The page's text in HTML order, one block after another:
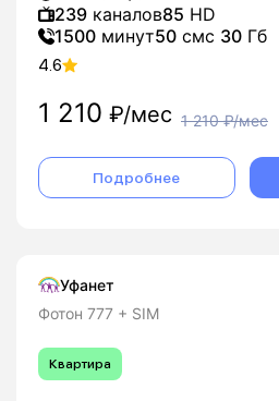
239 каналов85 HD
1500 минут50 смс 30 Гб
4.6
1 210 ₽/мес 1 210₽/мес
Подробнее
Уфанет
Фотон 777 + SIM
Квартира